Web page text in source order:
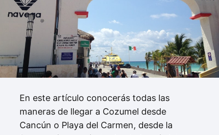
En este artículo conocerás todas las
maneras de llegar a Cozumel desde
Cancún o Playa del Carmen, desde la